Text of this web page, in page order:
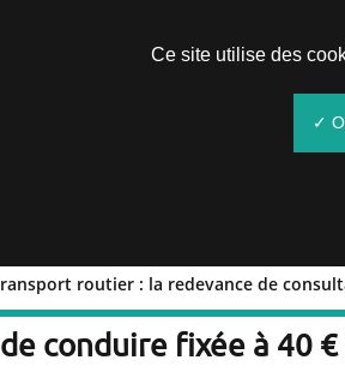
routier : la redevance de
routier : la
conduire fixée à 40 €
Ce site utilise des
✓